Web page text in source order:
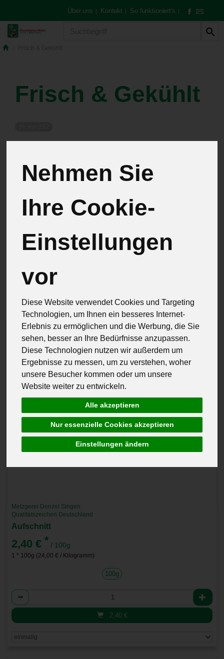
Nehmen Sie
Ihre Cookie-
Einstellungen
vor
Diese Website verwendet Cookies und Targeting
Technologien, um Ihnen ein besseres Internet-
Erlebnis zu ermöglichen und die Werbung, die Sie
sehen, besser an Ihre Bedürfnisse anzupassen.
Diese Technologien nutzen wir außerdem um
Ergebnisse zu messen, um zu verstehen, woher
unsere Besucher kommen oder um unsere
Website weiter zu entwickeln.
Alle akzeptieren
Nur essenzielle Cookies akzeptieren
Einstellungen ändern
Über uns | Kontakt | So funktioniert's |
Frisch & Gekühlt
Wurst
Hersteller
Metzgerei Denzel Singen
Qualitätszeichen Deutschland
Aufschnitt
2,40 € * / 100g
1 * 100g (24,00 € / Kilogramm)
100g
Anzahl
2,40 €